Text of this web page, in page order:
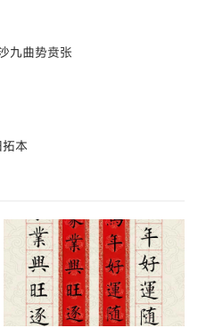
九曲势贲张
本